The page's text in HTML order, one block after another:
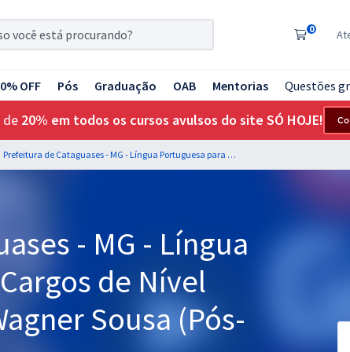
0
OFF Pós Graduação OAB Mentorias Questões
de 20% em todos os cursos avulsos do site SÓ HOJE!
Prefeitura de Cataguases - MG - Língua Portuguesa para os Cargos de Nível Médio com o Prof. Wagner Sousa (Pós-Edital)
- MG - Língua
de Nível
Sousa (Pós-